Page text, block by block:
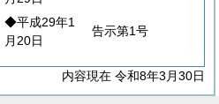
◆平成29年1
月20日
告示第1号
内容現在 令和8年3月30日